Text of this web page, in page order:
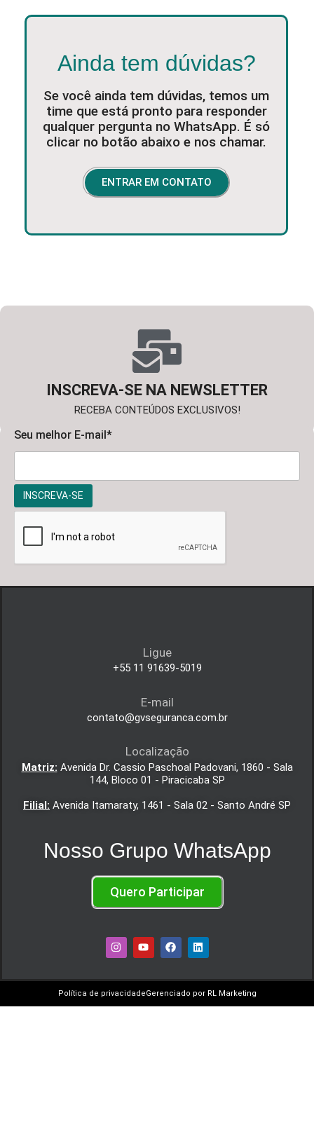
Ainda tem dúvidas?
Se você ainda tem dúvidas, temos um
time que está pronto para responder
qualquer pergunta no WhatsApp. É só
clicar no botão abaixo e nos chamar.
ENTRAR EM CONTATO
INSCREVA-SE NA NEWSLETTER
RECEBA CONTEÚDOS EXCLUSIVOS!
Seu melhor E-mail*
INSCREVA-SE
Ligue
+55 11 91639-5019
E-mail
contato@gvseguranca.com.br
Localização
Matriz: Avenida Dr. Cassio Paschoal Padovani, 1860 - Sala
144, Bloco 01 - Piracicaba SP
Filial: Avenida Itamaraty, 1461 - Sala 02 - Santo André SP
Nosso Grupo WhatsApp
Quero Participar
Política de privacidadeGerenciado por RL Marketing